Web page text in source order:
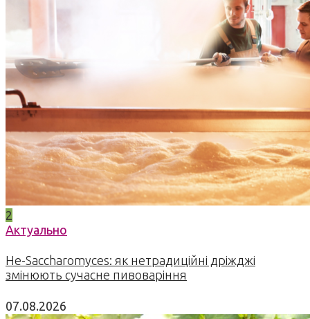
2
Актуально
Не-Saccharomyces: як нетрадиційні дріжджі
змінюють сучасне пивоваріння
07.08.2026